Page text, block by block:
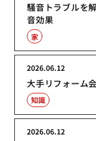
騒音トラブルを
音効果
家
大手リフォーム
2026.06.12
知識
2026.06.12